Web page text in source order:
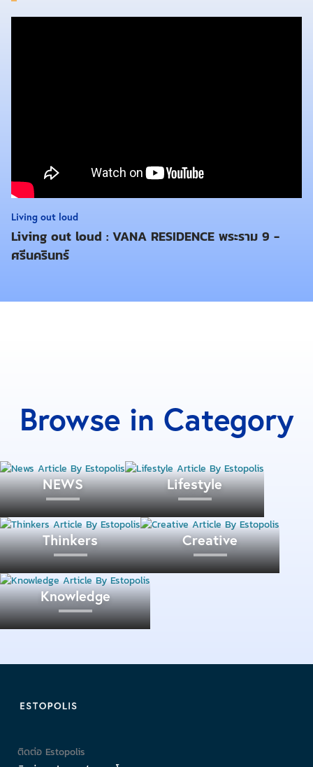
เมตรต่อเดือน และยังเป็นผู้ผลิตวัสดุก่อสร้างอีกหลาย
ประเภท อาทิ แผ่นพื้น Hollow core, บล็อคมวลเบาสีเทา
การขยายธุรกิจไปสู่ธุรกิจใหม่ๆ อย่างต่อเนื่อง รวมถึงธุรกิจ
พัฒนาที่อยู่อาศัย เพื่อให้บริษัทสามารถเข้าใจความ
เก่งด้วย ดังนั้นการเป็นผู้ผลิตวัสดุก่อสร้างที่โดนใจนัก
บริษัท เอ็น แอล แอสเซ็ท จำกัด
สำคัญกับการ คัดเลือกวัสดุที่ดีคงทนและง่ายต่อการบำรุง
ปัจจุบัน เดินหน้าพัฒนาโครงการทาวน์โฮมเป็นหลักใน
Living out loud
Living out loud : VANA RESIDENCE พระราม 9 -
ศรีนครินทร์
Browse in Category
NEWS Lifestyle
Thinkers Creative
Knowledge
ติดต่อ Estopolis